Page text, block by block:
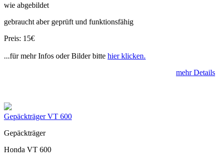
wie abgebildet
gebraucht aber geprüft und funktionsfähig
Preis: 15€
...für mehr Infos oder Bilder bitte hier klicken.
mehr Details
Gepäckträger VT 600
Gepäckträger
Honda VT 600